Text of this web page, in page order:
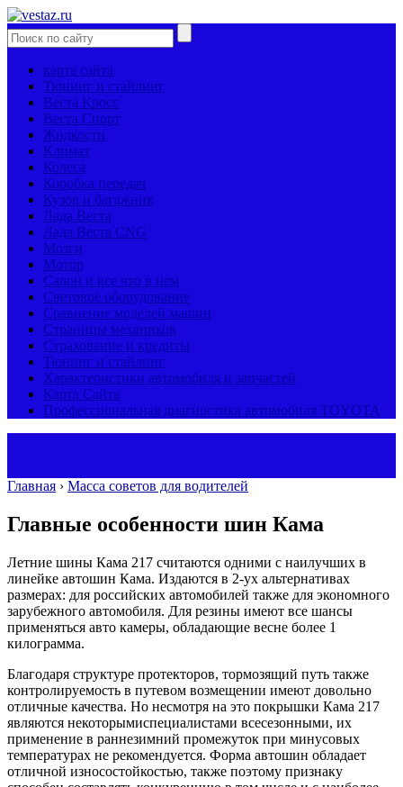
карта сайта
Тюнинг и стайлинг
Веста Кросс
Веста Спорт
Жидкости
Климат
Колеса
Коробка передач
Кузов и багажник
Лада Веста
Лада Веста CNG
Мозги
Мотор
Салон и все что в нем
Световое оборудование
Сравнение моделей машин
Страницы механиков
Страхование и кредиты
Тюнинг и стайлинг
Характеристики автомобиля и запчастей
Карта Сайта
Профессиональная диагностика автомобиля TOYOTA
Главная › Масса советов для водителей
Главные особенности шин Кама
Летние шины Кама 217 считаются одними с наилучших в
линейке автошин Кама. Издаются в 2-ух альтернативах
размерах: для российских автомобилей также для экономного
зарубежного автомобиля. Для резины имеют все шансы
применяться авто камеры, обладающие весне более 1
килограмма.
Благодаря структуре протекторов, тормозящий путь также
контролируемость в путевом возмещении имеют довольно
отличные качества. Но несмотря на это покрышки Кама 217
являются некоторымиспециалистами всесезонными, их
применение в раннезимний промежуток при минусовых
температурах не рекомендуется. Форма автошин обладает
отличной износостойкостью, также поэтому признаку